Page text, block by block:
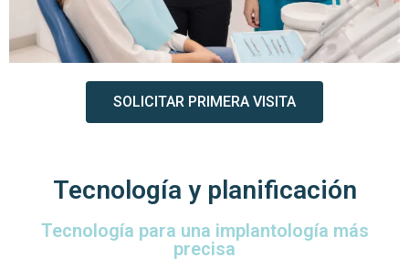
SOLICITAR PRIMERA VISITA
Tecnología y planificación
Tecnología para una implantología más
precisa